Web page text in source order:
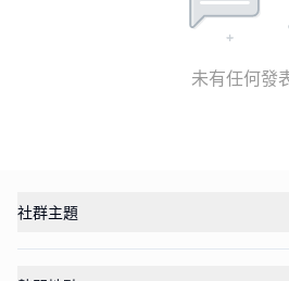
未有任何發
社群主題